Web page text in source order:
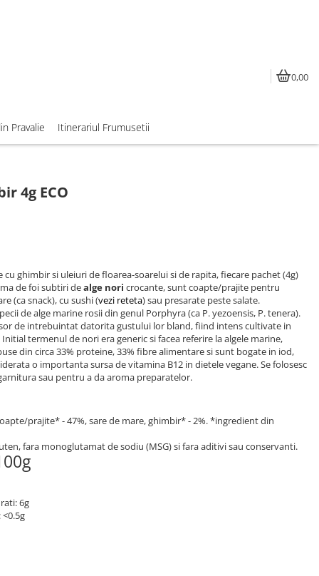
0,00
Pravalie Itinerariul Frumusetii
4g ECO
ghimbir si uleiuri de floarea-soarelui si de rapita, fiecare pachet (4g)
de foi subtiri dealge nori crocante, sunt coapte/prajite pentru
(ca snack), cu sushi (vezi reteta) sau presarate peste salate.
de alge marine rosii din genul Porphyra (ca P. yezoensis, P. tenera).
de intrebuintat datorita gustului lor bland, fiind intens cultivate in
termenul de nori era generic si facea referire la algele marine,
din circa 33% proteine, 33% fibre alimentare si sunt bogate in iod,
o importanta sursa de vitamina B12 in dietele vegane. Se folosesc
sau pentru a da aroma preparatelor.
prajite* - 47%, sare de mare, ghimbir* - 2%. *ingredient din
fara monoglutamat de sodiu (MSG) si fara aditivi sau conservanti.
6g